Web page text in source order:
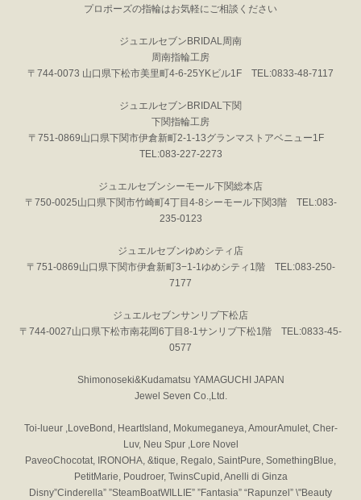
プロポーズの指輪はお気軽にご相談ください
ジュエルセブンBRIDAL周南
周南指輪工房
〒744-0073 山口県下松市美里町4-6-25YKビル1F TEL:0833-48-7117
ジュエルセブンBRIDAL下関
下関指輪工房
〒751-0869山口県下関市伊倉新町2-1-13グランマストアベニュー1F
TEL:083-227-2273
ジュエルセブンシーモール下関総本店
〒750-0025山口県下関市竹崎町4丁目4-8シーモール下関3階 TEL:083-
235-0123
ジュエルセブンゆめシティ店
〒751-0869山口県下関市伊倉新町3−1-1ゆめシティ1階 TEL:083-250-
7177
ジュエルセブンサンリブ下松店
〒744-0027山口県下松市南花岡6丁目8-1サンリブ下松1階 TEL:0833-45-
0577
Shimonoseki&Kudamatsu YAMAGUCHI JAPAN
Jewel Seven Co.,Ltd.
Toi-lueur ,LoveBond, HeartIsland, Mokumeganeya, AmourAmulet, Cher-
Luv, Neu Spur ,Lore Novel
PaveoChocotat, IRONOHA, &tique, Regalo, SaintPure, SomethingBlue,
PetitMarie, Poudroer, TwinsCupid, Anelli di Ginza
Disny”Cinderella” ”SteamBoatWILLIE” ”Fantasia” “Rapunzel” \"Beauty